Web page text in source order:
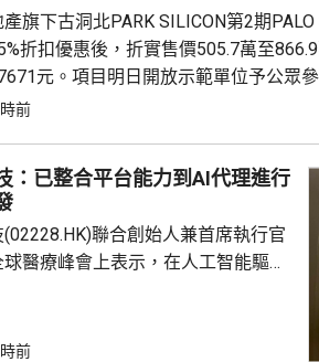
旗下古洞北PARK SILICON第2期
折扣優惠後，折實售價505.7萬至
元。項目明日開放示範單位予公眾
前
：已整合平台能力到AI代理進行
聯合創始人兼首席執行官
醫療峰會上表示，在人工智能驅動
少跨尺度的複雜科學問題。他又
前